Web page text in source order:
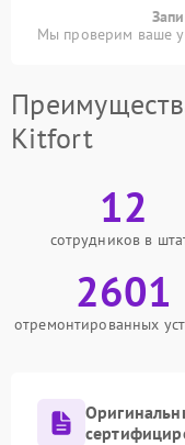
Мы проверим ваше
Kitfort
12
сотрудников в
2601
отремонтированных